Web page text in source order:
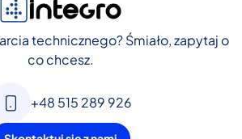
technicznego? Śmiało, zapytaj o
co chcesz.
+48 515 289 926